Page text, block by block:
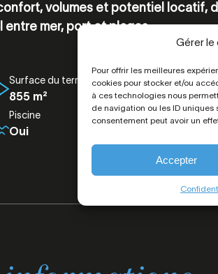
Gérer le
Pour offrir les meilleures
cookies pour stocker et/ou
à ces technologies nous
de navigation ou les ID uniques
consentement peut avoir un
Accepter
volumes et potentiel locatif,
mer, port et plages.
Surface du terrain
855 m²
Nbre de
6
Piscine
Oui
Étiquette DPE